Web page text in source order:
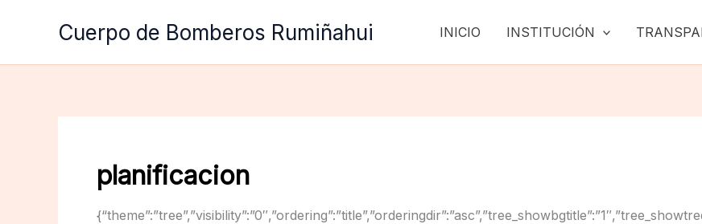
Cuerpo de Bomberos Rumiñahui INICIO INSTITUCIÓN
planificacion